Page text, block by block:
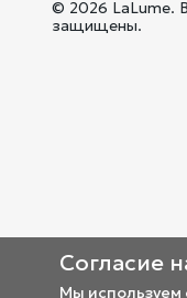
© 2026 LaLume.
защищены.
Согласие
Мы используем